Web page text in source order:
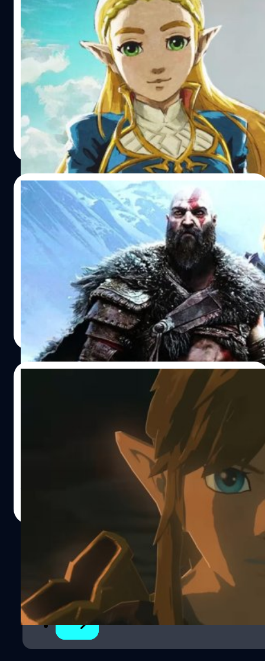
ผู้พากย์เสียง Zelda ได้แรงบันดาลใจจากตัว
ละครในซีรีส์ Game of Thrones
ผู้พากย์เสียง Zelda เปิดเผยถึงแรงบันดาลใจเบื้องหลังการ
พากย์เสียงของเธอใน The Legend of Zelda: Tears of the
Kingdom
วงศกร ปฐมชัยวัฒน์ | 1169 days ago
Read More
19/05/2023
ผู้สร้าง God Of War ใช้ AI สร้างภาพเกม
Zelda ขึ้นมาใหม่
โพสต์ภาพบน Twitter ที่เขาอ้างว่าได้ใช้ AI สร้างกราฟิกให้ซี
รีส์ Zelda ดูสมจริงมากึ้น แม้ว่ามันอาจจะดูเหมือนกับภาพงาน
ออกแบบมาก
วงศกร ปฐมชัยวัฒน์| 1178 days ago
Read More
Nintendo จ้องเล่นงานพวกละเมิดลิขสิทธิ์ The
Legend of Zelda: Tears of the Kingdom
Nintendo จับตามองพวกละเมิดลิขสิทธิ์ The Legend of
Zelda: Tears of the Kingdom
2
3